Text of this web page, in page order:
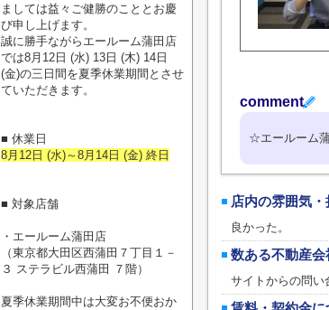
comment
☆エールーム
店内の雰囲気
良かった。
数ある不動産
サイトからの問い
ましては益々ご健勝のこととお慶
び申し上げます。
誠に勝手ながらエールーム蒲田店
では8月12日 (水) 13日 (木) 14日
(金)の三日間を夏季休業期間とさせ
ていただきます。
■ 休業日
8月12日 (水)～8月14日 (金) 終日
■ 対象店舗
・エールーム蒲田店
（東京都大田区西蒲田７丁目１－
３ ステラビル西蒲田 ７階）
夏季休業期間中は大変お不便おか